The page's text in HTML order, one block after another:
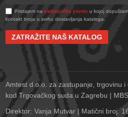
Pristajem naelektroničku privolu u kojoj
kontakt broja u svrhu dostavljanja kataloga.
ZATRAŽITE NAŠ KATALOG
Amtest d.o.o. za zastupanje, trgovinu
kod Trgovačkog suda u Zagrebu |
Direktor: Vanja Mutvar | Matični broj: